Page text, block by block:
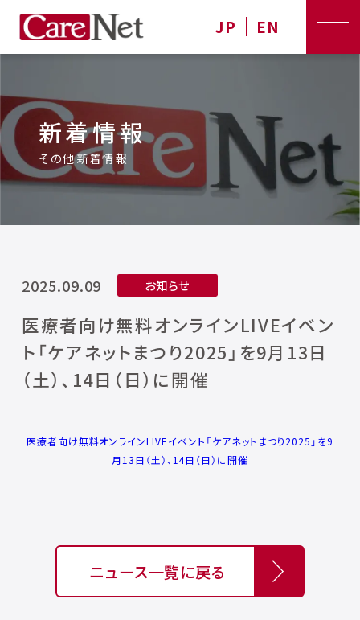
JP EN
新着情報
その他新着情報
2025.09.09 お知らせ
医療者向け無料オンラインLIVEイベン
ト「ケアネットまつり2025」を9⽉13⽇
（⼟）、14⽇（⽇）に開催
医療者向け無料オンラインLIVEイベント「ケアネットまつり2025」を9
⽉13⽇（⼟）、14⽇（⽇）に開催
ニュース一覧に戻る